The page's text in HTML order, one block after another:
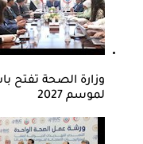
وزارة الصحة تفتح
لموسم 2027